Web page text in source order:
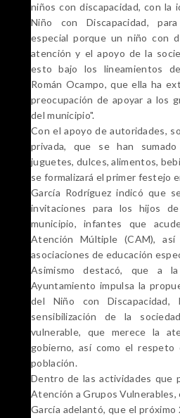
niños con discapacidad, con la
Niño con Discapacidad,
especial porque un niño con
atención y el apoyo de la
esto bajo los lineamientos
Román Ocampo, que ella ha
preocupación de apoyar a los
del municipio".
Con el apoyo de autoridades,
privada, que se han
juguetes, dulces, alimentos,
se formalizará el primer festejo
García Rodríguez indicó que
invitaciones para los hijos
municipio, infantes que
Atención Múltiple (CAM),
asociaciones de educación
Asimismo destacó, que a
Ayuntamiento impulsa la
del Niño con Discapacidad,
sensibilización de la
vulnerable, que merece la
gobierno, así como el
población.
Dentro de las actividades que
Atención a Grupos
García adelantó, que el